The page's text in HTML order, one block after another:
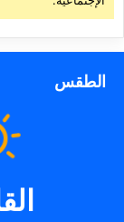
الطقس